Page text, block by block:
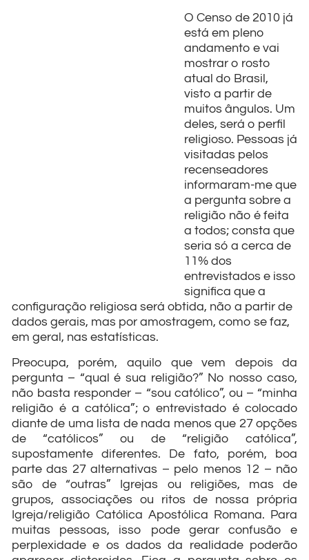
O Censo de 2010 já
está em pleno
andamento e vai
mostrar o rosto
atual do Brasil,
visto a partir de
muitos ângulos. Um
deles, será o perfil
religioso. Pessoas já
visitadas pelos
recenseadores
informaram-me que
a pergunta sobre a
religião não é feita
a todos; consta que
seria só a cerca de
11% dos
entrevistados e isso
significa que a
configuração religiosa será obtida, não a partir de
dados gerais, mas por amostragem, como se faz,
em geral, nas estatísticas.
Preocupa, porém, aquilo que vem depois da
pergunta – “qual é sua religião?” No nosso caso,
não basta responder – “sou católico”, ou – “minha
religião é a católica”; o entrevistado é colocado
diante de uma lista de nada menos que 27 opções
de “católicos” ou de “religião católica”,
supostamente diferentes. De fato, porém, boa
parte das 27 alternativas – pelo menos 12 – não
são de “outras” Igrejas ou religiões, mas de
grupos, associações ou ritos de nossa própria
Igreja/religião Católica Apostólica Romana. Para
muitas pessoas, isso pode gerar confusão e
perplexidade e os dados da realidade poderão